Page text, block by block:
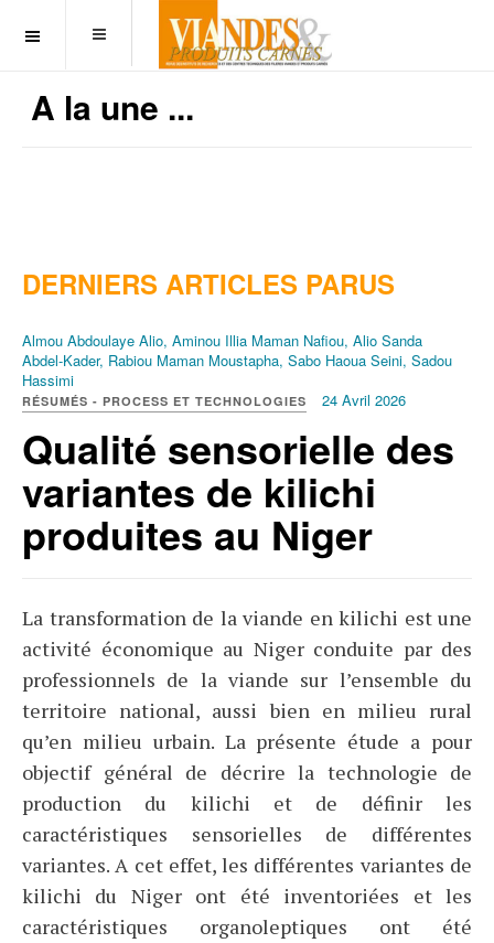
OFF CANVAS
A la une ...
DERNIERS ARTICLES PARUS
Almou Abdoulaye Alio, Aminou Illia Maman Nafiou, Alio Sanda
Abdel-Kader, Rabiou Maman Moustapha, Sabo Haoua Seini, Sadou
Hassimi
RÉSUMÉS - PROCESS ET TECHNOLOGIES 24 Avril 2026
Qualité sensorielle des
variantes de kilichi
produites au Niger
La transformation de la viande en kilichi est une
activité économique au Niger conduite par des
professionnels de la viande sur l’ensemble du
territoire national, aussi bien en milieu rural
qu’en milieu urbain. La présente étude a pour
objectif général de décrire la technologie de
production du kilichi et de définir les
caractéristiques sensorielles de différentes
variantes. A cet effet, les différentes variantes de
kilichi du Niger ont été inventoriées et les
caractéristiques organoleptiques ont été